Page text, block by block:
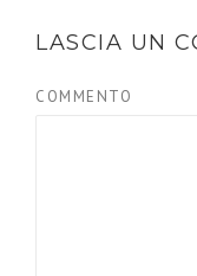
LASCIA UN
COMMENTO